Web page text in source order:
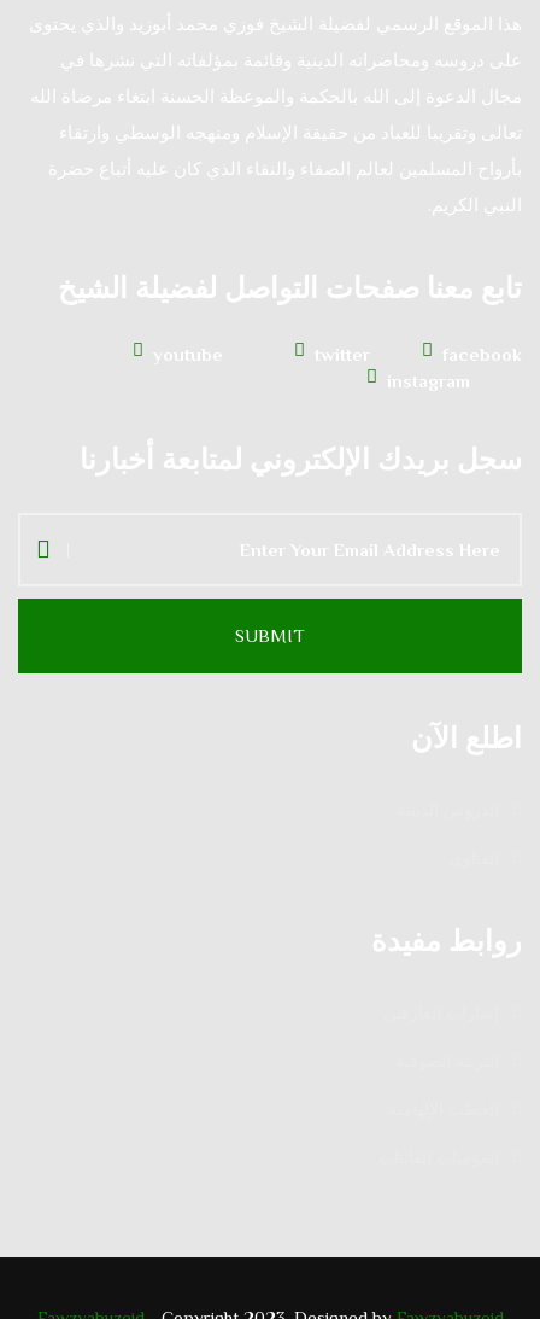
هذا الموقع الرسمي لفضيلة الشيخ فوزي محمد أبوزيد والذي يحتوى
على دروسه ومحاضراته الدينية وقائمة بمؤلفاته التي نشرها في
مجال الدعوة إلى الله بالحكمة والموعظة الحسنة ابتغاء مرضاة الله
تعالى وتقريبا للعباد من حقيقة الإسلام ومنهجه الوسطي وارتقاء
بأرواح المسلمين لعالم الصفاء والنقاء الذي كان عليه أتباع حضرة
النبي الكريم.
تابع معنا صفحات التواصل لفضيلة الشيخ
facebook
twitter
youtube
instagram
سجل بريدك الإلكتروني لمتابعة أخبارنا
اطلع الآن
روابط مفيدة